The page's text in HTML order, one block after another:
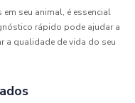
seu animal, é essencial
rápido pode ajudar a
a qualidade de vida do seu